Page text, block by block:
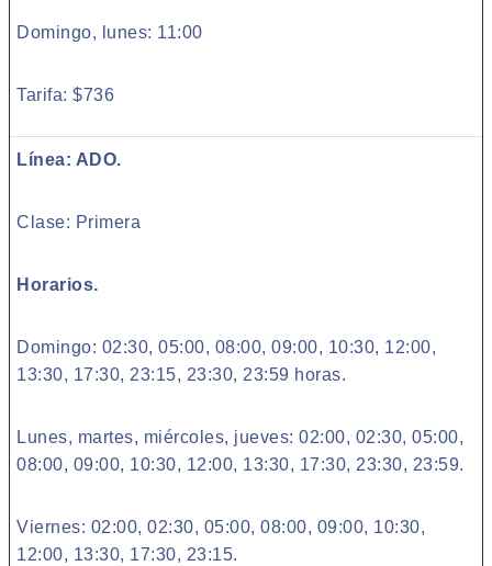
Domingo, lunes: 11:00
Tarifa: $736
Línea: ADO.
Clase: Primera
Horarios.
Domingo: 02:30, 05:00, 08:00, 09:00, 10:30, 12:00,
13:30, 17:30, 23:15, 23:30, 23:59 horas.
Lunes, martes, miércoles, jueves: 02:00, 02:30, 05:00,
08:00, 09:00, 10:30, 12:00, 13:30, 17:30, 23:30, 23:59.
Viernes: 02:00, 02:30, 05:00, 08:00, 09:00, 10:30,
12:00, 13:30, 17:30, 23:15.